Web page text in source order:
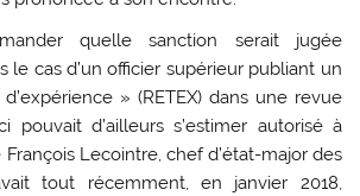
quelle sanction serait jugée
le cas d’un officier supérieur publiant un
» (RETEX) dans une revue
pouvait d’ailleurs s’estimer autorisé à
Lecointre, chef d’état-major des
tout récemment, en janvier 2018,